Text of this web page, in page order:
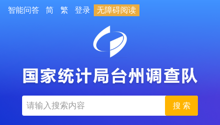
智能问答 简 繁 登录 无障碍阅读
搜 索